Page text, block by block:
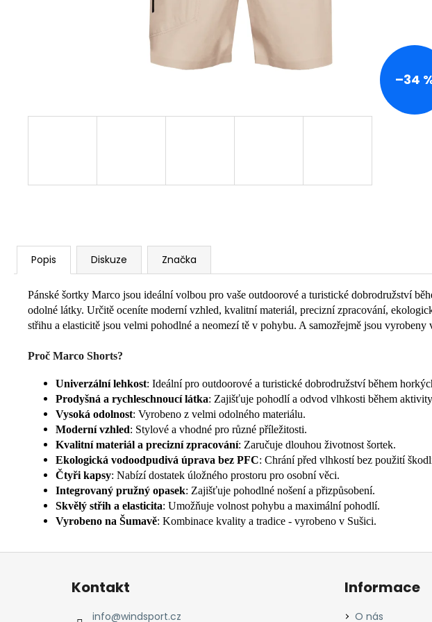
–34
Popis Diskuze Značka
Pánské šortky Marco jsou ideální volbou pro vaše outdoorové a turistické dobrodružství
odolné látky. Určitě oceníte moderní vzhled, kvalitní materiál, precizní zpracování,
střihu a elasticitě jsou velmi pohodlné a neomezí tě v pohybu. A samozřejmě jsou
Proč Marco Shorts?
Univerzální lehkost: Ideální pro outdoorové a turistické dobrodružství během
Prodyšná a rychleschnoucí látka: Zajišťuje pohodlí a odvod vlhkosti během
Vysoká odolnost: Vyrobeno z velmi odolného materiálu.
Moderní vzhled: Stylové a vhodné pro různé příležitosti.
Kvalitní materiál a precizní zpracování: Zaručuje dlouhou životnost šortek.
Ekologická vodoodpudivá úprava bez PFC: Chrání před vlhkostí bez použití
Čtyři kapsy: Nabízí dostatek úložného prostoru pro osobní věci.
Integrovaný pružný opasek: Zajišťuje pohodlné nošení a přizpůsobení.
Skvělý střih a elasticita: Umožňuje volnost pohybu a maximální pohodlí.
Vyrobeno na Šumavě: Kombinace kvality a tradice - vyrobeno v Sušici.
Z
Kontakt
info@windsport.cz
Informace
O nás